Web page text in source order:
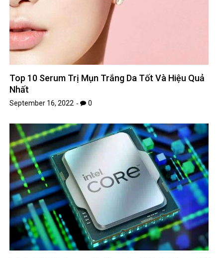
Top 10 Serum Trị Mụn Trắng Da Tốt Và Hiệu Quả
Nhất
September 16, 2022 0